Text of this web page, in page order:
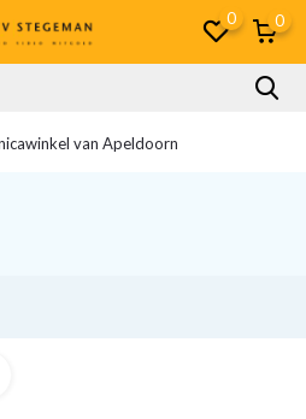
0 0
van Apeldoorn